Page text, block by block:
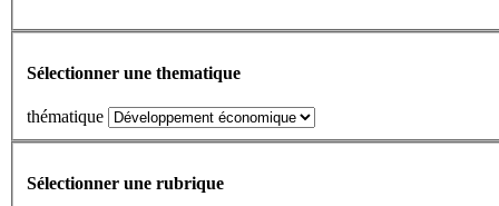
Sélectionner une thematique
thématique
Sélectionner une rubrique